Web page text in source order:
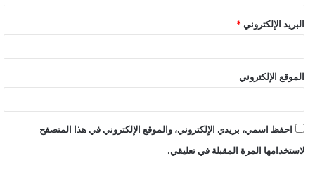
البريد الإلكتروني *
الموقع الإلكتروني
احفظ اسمي، بريدي الإلكتروني، والموقع الإلكتروني في هذا المتصفح
لاستخدامها المرة المقبلة في تعليقي.